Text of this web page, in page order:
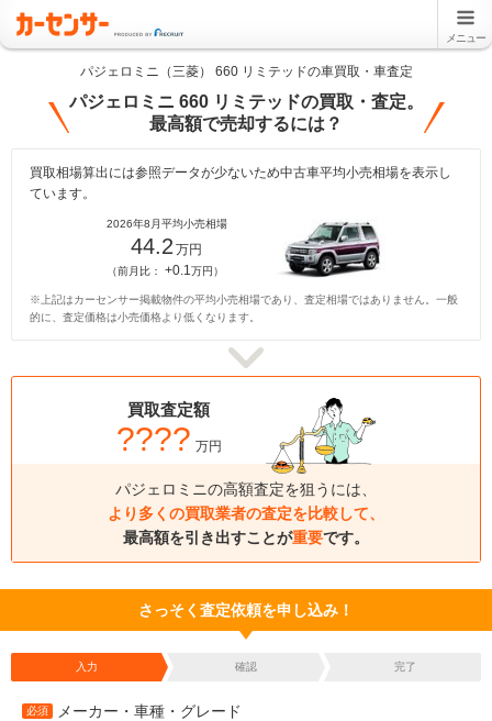
メニュー
パジェロミニ（三菱） 660 リミテッドの車買取・車査定
パジェロミニ 660 リミテッドの買取・査定。
最高額で売却するには？
買取相場算出には参照データが少ないため中古車平均小売相場を表示し
ています。
2026年8月平均小売相場
44.2 万円
（前月比： +0.1万円）
※上記はカーセンサー掲載物件の平均小売相場であり、査定相場ではありません。一般
的に、査定価格は小売価格より低くなります。
買取査定額
???? 万円
パジェロミニの高額査定を狙うには、
より多くの買取業者の査定を比較して、
最高額を引き出すことが重要です。
さっそく査定依頼を申し込み！
入力 確認 完了
必須 メーカー・車種・グレード